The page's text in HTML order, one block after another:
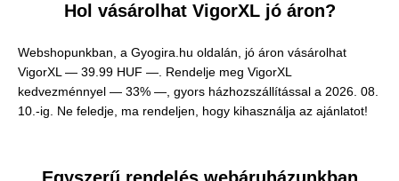
Hol vásárolhat VigorXL jó áron?
Webshopunkban, a Gyogira.hu oldalán, jó áron vásárolhat
VigorXL — 39.99 HUF — . Rendelje meg VigorXL
kedvezménnyel — 33% —, gyors házhozszállítással a 2026. 08.
10.-ig. Ne feledje, ma rendeljen, hogy kihasználja az ajánlatot!